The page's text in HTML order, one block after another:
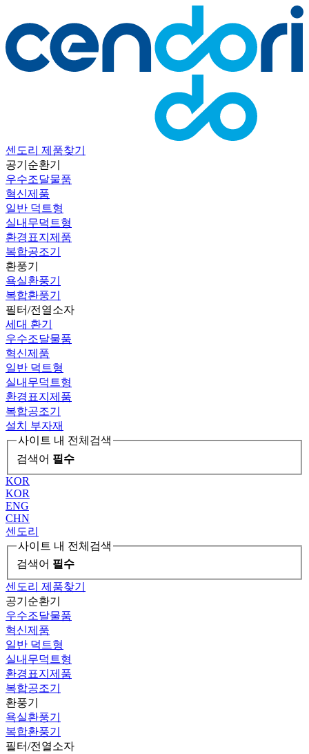
센도리 제품찾기
공기순환기
우수조달물품
혁신제품
일반 덕트형
실내무덕트형
환경표지제품
복합공조기
환풍기
욕실환풍기
복합환풍기
필터/전열소자
세대 환기
우수조달물품
혁신제품
일반 덕트형
실내무덕트형
환경표지제품
복합공조기
설치 부자재
사이트 내 전체검색
검색어 필수
KOR
KOR
ENG
CHN
센도리
사이트 내 전체검색
검색어 필수
센도리 제품찾기
공기순환기
우수조달물품
혁신제품
일반 덕트형
실내무덕트형
환경표지제품
복합공조기
환풍기
욕실환풍기
복합환풍기
필터/전열소자